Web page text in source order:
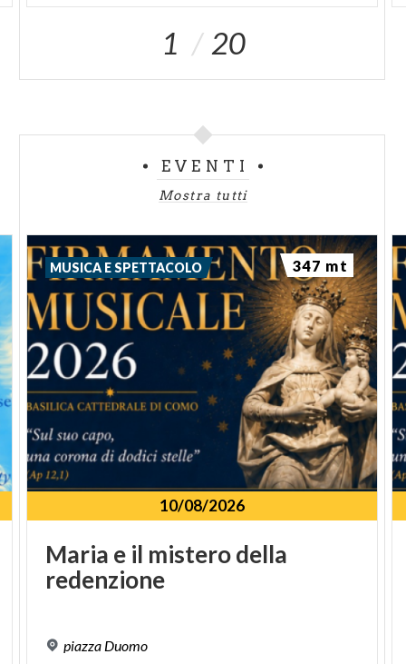
1 20
EVENTI
Mostra tutti
10/08/2026
Maria e il misterodella
redenzione
piazza Duomo
MUSICA E SPETTACOLO 347 mt